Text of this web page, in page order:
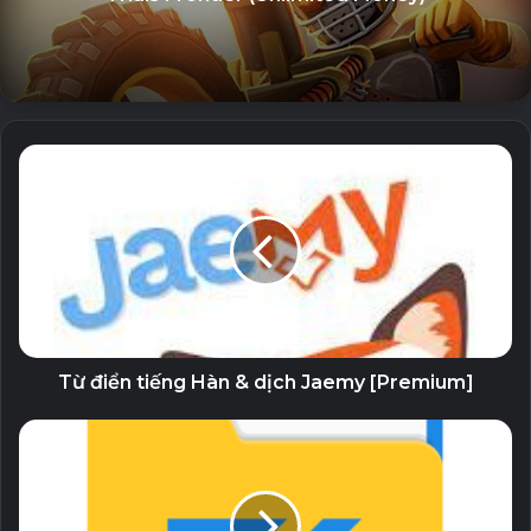
điển
– bộ lọc nghệ thuật để biến ảnh của bạn thành những bức
vẽ hoặc bức tranh trang nhã
bạn cho sư tử, mèo hoặc gấu túi
– hiệu ứng nền để thay đổi xung quanh ảnh của bạn thành
một khung cảnh đẹp như mơ.
Related Articles
The Sims™ Mobile (Unlimited Money)
26 July, 2023
Zero City: base-building games (MOD
Menu, High Damage/Defense)
26 July, 2023
Từ điển tiếng Hàn & dịch Jaemy [Premium]